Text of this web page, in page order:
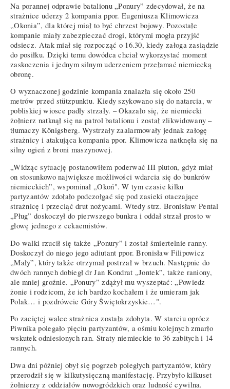
Na porannej odprawie batalionu „Ponury” zdecydował, że na
strażnice uderzy 2 kompania ppor. Eugeniusza Klimowicza
„Okonia”, dla której miał to być chrzest bojowy. Pozostałe
kompanie miały zabezpieczać drogi, którymi mogła przyjść
odsiecz. Atak miał się rozpocząć o 16.30, kiedy załoga zasiądzie
do posiłku. Dzięki temu dowódca chciał wykorzystać moment
zaskoczenia i jednym silnym uderzeniem przełamać niemiecką
obronę.
O wyznaczonej godzinie kompania znalazła się około 250
metrów przed stützpunktu. Kiedy szykowano się do natarcia, w
pobliskiej wiosce padły strzały. – Okazało się, że niemiecki
żołnierz natknął się na patrol batalionu i został zlikwidowany –
tłumaczy Königsberg. Wystrzały zaalarmowały jednak załogę
strażnicy i atakująca kompania ppor. Klimowicza natknęła się na
silny ogień z broni maszynowej.
„Widząc sytuację postanowiłem poderwać III pluton, gdyż miał
on stosunkowo największe możliwości wdarcia się do bunkrów
niemieckich”, wspominał „Okoń". W tym czasie kilku
partyzantów zdołało podczołgać się pod zasieki otaczające
strażnicę i przeciąć drut nożycami. Wtedy strz. Bronisław Pental
„Pług” doskoczył do pierwszego bunkra i oddał strzał prosto w
głowę jednego z cekaemistów.
Do walki rzucił się także „Ponury” i został śmiertelnie ranny.
Doskoczył do niego jego adiutant ppor. Bronisław Filipowicz
„Mały”, który także otrzymał postrzał w brzuch. Następnie do
dwóch rannych dobiegł dr Jan Kondrat „Jontek”, także raniony,
ale mniej groźnie. „Ponury” zdążył mu wyszeptać: „Powiedz
żonie i rodzicom, że ich bardzo kochałem i że umieram jak
Polak… i pozdrówcie Góry Świętokrzyskie…".
Po zaciętej walce strażnica została zdobyta. W starciu oprócz
Piwnika polegało pięciu partyzantów, a ośmiu kolejnych zmarło
wskutek odniesionych ran. Straty niemieckie to 36 zabitych i 14
rannych.
Dwa dni później obył się pogrzeb poległych partyzantów, który
przerodził się w kilkutysięczną manifestację. Przybyło kilkuset
żołnierzy z oddziałów nowogródzkich oraz ludność cywilna.